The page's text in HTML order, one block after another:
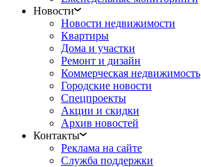
Новости
Новости недвижимости
Квартиры
Дома и участки
Ремонт и дизайн
Коммерческая недвижимость
Городские новости
Спецпроекты
Акции и скидки
Архив новостей
Контакты
Реклама на сайте
Служба поддержки